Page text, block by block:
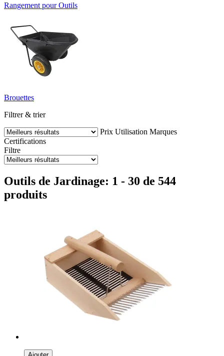
Rangement pour Outils
Brouettes
Filtrer & trier
Prix Utilisation Marques
Certifications
Filtre
Outils de Jardinage: 1 - 30 de 544
produits